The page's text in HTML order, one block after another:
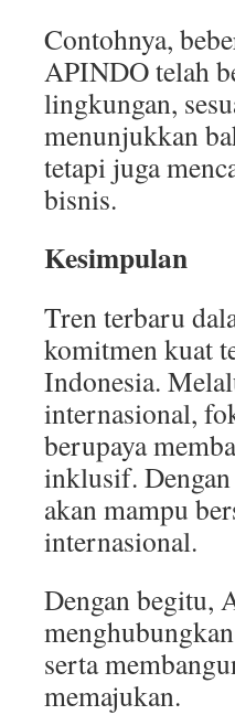
Contohnya,
APINDO telah
lingkungan,
menunjukkan
tetapi juga
bisnis.
Kesimpulan
Tren terbaru
komitmen kuat
Indonesia.
internasional,
berupaya
inklusif.
akan mampu
internasional.
Dengan begitu,
serta
memajukan.